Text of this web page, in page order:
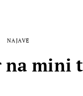
NAJAVE
na mini